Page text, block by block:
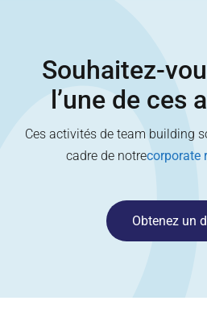
Souhaitez-
l’une de ces
Ces activités de team building
cadre de notrecorporate
Obtenez un